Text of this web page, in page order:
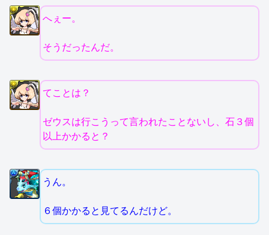
へぇー。
そうだったんだ。
てことは？
ゼウスは行こうって言われたことないし、石３個
以上かかると？
うん。
６個かかると見てるんだけど。